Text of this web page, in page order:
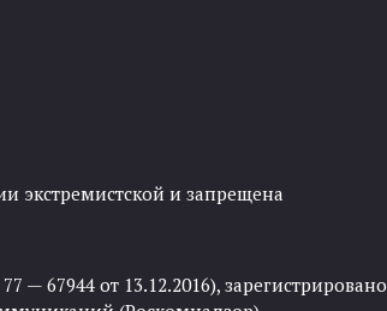
экстремистской и запрещена
67944 от 13.12.2016), зарегистрировано